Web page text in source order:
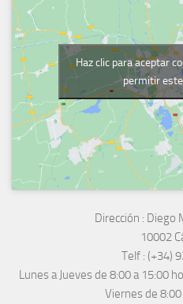
Haz clic para aceptar
permitir
Dirección : Diego
10002
Telf : (+34)
Lunes a Jueves de 8:00 a 15:00
Viernes de